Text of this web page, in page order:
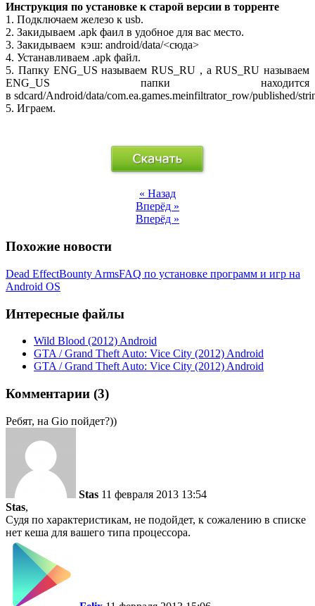
Инструкция по установке к старой версии в торренте
1. Подключаем железо к usb.
2. Закидываем .apk фаил в удобное для вас место.
3. Закидываем кэш: android/data/<сюда>
4. Устанавливаем .apk файл.
5. Папку ENG_US называем RUS_RU , а RUS_RU называем
ENG_US папки находится
в sdcard/Android/data/com.ea.games.meinfiltrator_row/published/
5. Играем.
« Назад
Вперёд »
Вперёд »
Похожие новости
Dead EffectBounty ArmsFAQ по установке программ и игр на
Android OS
Интересные файлы
Wild Blood (2012) Android
GTA / Grand Theft Auto: Vice City (2012) Android
GTA / Grand Theft Auto: Vice City (2012) Android
Комментарии (3)
Ребят, на Gio пойдет?))
Stas 11 февраля 2013 13:54
Stas,
Судя по характеристикам, не подойдет, к сожалению в списке
нет кеша для вашего типа процессора.